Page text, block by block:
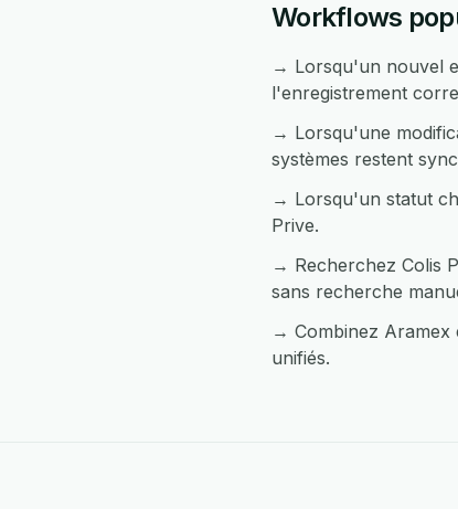
Workflows
→ Lorsqu'un nouvel
l'enregistrement
→ Lorsqu'une
systèmes restent
→ Lorsqu'un statut
Prive.
→ Recherchez Colis
sans recherche
→ Combinez Aramex
unifiés.